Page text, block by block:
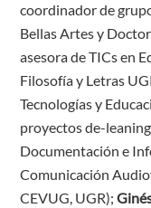
coordinador de
Bellas Artes y
asesora de TICs en
Filosofía y Letras
Tecnologías y
proyectos de-
Documentación e
Comunicación
CEVUG, UGR);